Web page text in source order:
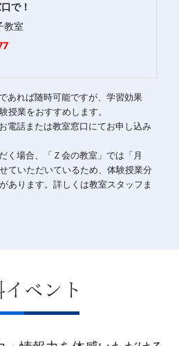
で！
教室
あれば随時可能ですが、学習効果
授業をおすすめします。
電話または教室窓口にてお申し込み
く場合、「Ｚ会の教室」では「月
ていただいているため、体験授業分
あります。詳しくは教室スタッフま
イベント